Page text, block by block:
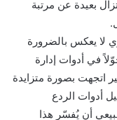
بعيدة عن مرتبة
لا يعكس بالضرورة
في أدوات إدارة
اتجهت بصورة متزايدة
أدوات الردع
أن يُفسّر هذا